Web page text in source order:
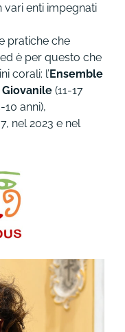
enti impegnati
pratiche che
è per questo che
corali: l’Ensemble
Giovanile (11-17
10 anni),
nel 2023 e nel